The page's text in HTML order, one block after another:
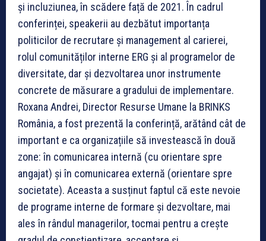
și incluziunea, în scădere față de 2021. În cadrul
conferinței, speakerii au dezbătut importanța
politicilor de recrutare și management al carierei,
rolul comunităților interne ERG și al programelor de
diversitate, dar și dezvoltarea unor instrumente
concrete de măsurare a gradului de implementare.
Roxana Andrei, Director Resurse Umane la BRINKS
România, a fost prezentă la conferință, arătând cât de
important e ca organizațiile să investească în două
zone: în comunicarea internă (cu orientare spre
angajat) și în comunicarea externă (orientare spre
societate). Aceasta a susținut faptul că este nevoie
de programe interne de formare și dezvoltare, mai
ales în rândul managerilor, tocmai pentru a crește